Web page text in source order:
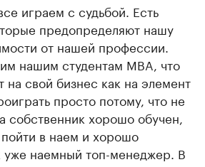
играем с судьбой. Есть
предопределяют нашу
от нашей профессии.
нашим студентам MBA, что
на свой бизнес как на элемент
просто потому, что не
собственник хорошо обучен,
в наем и хорошо
уже наемный топ-менеджер. В